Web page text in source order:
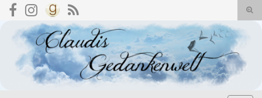
Search for: